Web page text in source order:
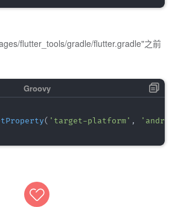
flutter_tools/gradle/flutter.gradle"之前
( 'target-platform' ,